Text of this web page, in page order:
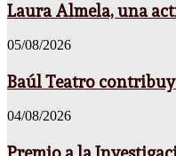
Laura Almela, una
05/08/2026
Baúl Teatro
04/08/2026